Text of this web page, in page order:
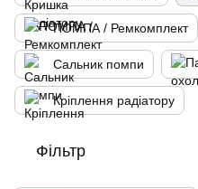
ПОМПА / Ремкомплект
Сальник помпи
Кріплення радіатору
Фільтр